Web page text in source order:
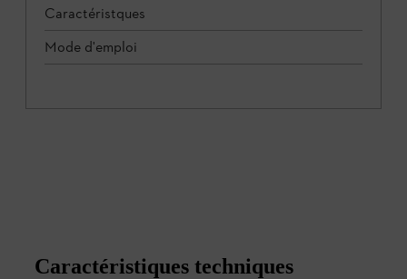
Caractéristques
Mode d'emploi
Caractéristiques techniques